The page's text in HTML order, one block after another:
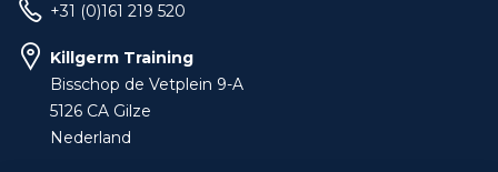
+31 (0)161 219 520
Killgerm Training
Bisschop de Vetplein 9-A
5126 CA Gilze
Nederland